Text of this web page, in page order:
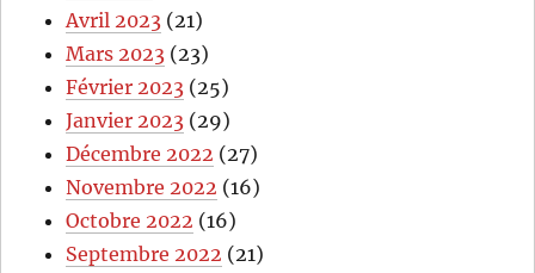
Avril 2023 (21)
Mars 2023 (23)
Février 2023 (25)
Janvier 2023 (29)
Décembre 2022 (27)
Novembre 2022 (16)
Octobre 2022 (16)
Septembre 2022 (21)